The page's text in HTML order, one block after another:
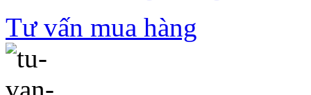
Tư vấn mua hàng